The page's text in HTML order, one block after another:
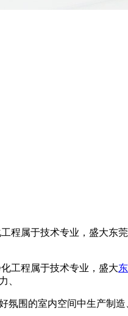
属于技术专业，盛大东
工程属于技术专业，盛大
、
围的室内空间中生产制造